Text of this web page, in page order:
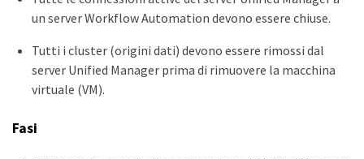
un server Workflow Automation devono essere chiuse.
Tutti i cluster (origini dati) devono essere rimossi dal
server Unified Manager prima di rimuovere la macchina
virtuale (VM).
Fasi